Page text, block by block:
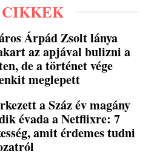
CIKKEK
Árpád Zsolt lánya
az apjával bulizni a
de a történet vége
meglepett
a Száz év magány
évada a Netflixre: 7
amit érdemes tudni